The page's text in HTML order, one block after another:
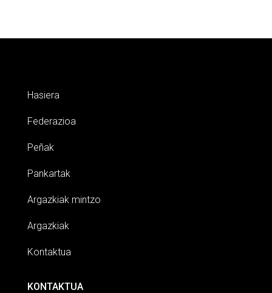
Hasiera
Federazioa
Peñak
Pankartak
Argazkiak mintzo
Argazkiak
Kontaktua
KONTAKTUA